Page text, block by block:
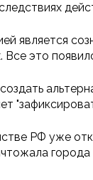
является
Все это
РФ уже